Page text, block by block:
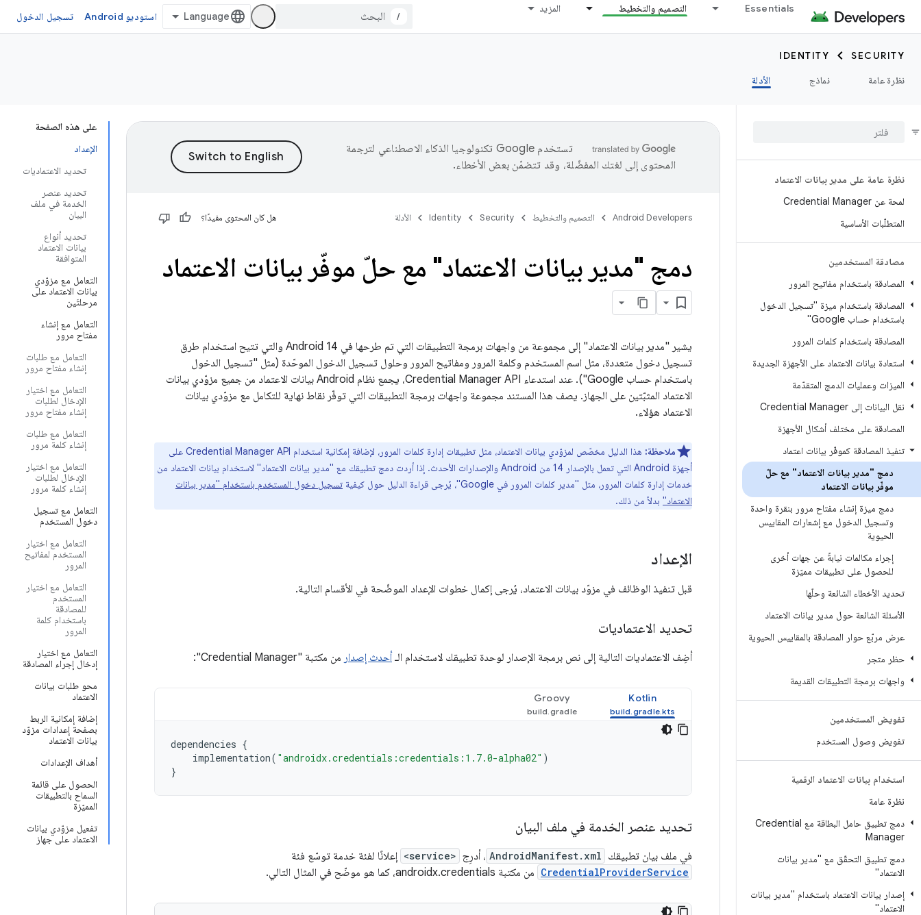
Essentials التصميم والتخطيط المزيد
/ استوديو Android تسجيل الدخول
SECURITY
IDENTITY
نظرة عامة
نماذج الأدلة
نظرة عامة على مدير بيانات الاعتماد
لمحة عن Credential Manager
المتطلّبات الأساسية
مصادقة المستخدمين
المصادقة باستخدام مفاتيح المرور
المصادقة باستخدام ميزة "تسجيل الدخول
باستخدام حساب Google"
المصادقة باستخدام كلمات المرور
استعادة بيانات الاعتماد على الأجهزة الجديدة
الميزات وعمليات الدمج المتقدّمة
نقل البيانات إلى Credential Manager
المصادقة على مختلف أشكال الأجهزة
تنفيذ المصادقة كموفّر بيانات اعتماد
دمج "مدير بيانات الاعتماد" مع حلّ
موفّر بيانات الاعتماد
دمج ميزة إنشاء مفتاح مرور بنقرة واحدة
وتسجيل الدخول مع إشعارات المقاييس
الحيوية
إجراء مكالمات نيابةً عن جهات أخرى
للحصول على تطبيقات مميّزة
تحديد الأخطاء الشائعة وحلّها
الأسئلة الشائعة حول مدير بيانات الاعتماد
عرض مربّع حوار المصادقة بالمقاييس الحيوية
حظر متجر
واجهات برمجة التطبيقات القديمة
تفويض المستخدمين
تفويض وصول المستخدم
استخدام بيانات الاعتماد الرقمية
نظرة عامة
دمج تطبيق حامل البطاقة مع Credential
Manager
دمج تطبيق التحقّق مع "مدير بيانات
الاعتماد"
إصدار بيانات الاعتماد باستخدام "مدير بيانات
الاعتماد"
على هذه الصفحة
الإعداد
تحديد الاعتماديات
تحديد عنصر
الخدمة في ملف
البيان
تحديد أنواع
بيانات الاعتماد
المتوافقة
التعامل مع مزوّدي
بيانات الاعتماد على
مرحلتَين
التعامل مع إنشاء
مفتاح مرور
التعامل مع طلبات
إنشاء مفتاح مرور
التعامل مع اختيار
الإدخال لطلبات
إنشاء مفتاح مرور
التعامل مع طلبات
إنشاء كلمة مرور
التعامل مع اختيار
الإدخال لطلبات
إنشاء كلمة مرور
التعامل مع تسجيل
دخول المستخدم
التعامل مع اختيار
المستخدم لمفاتيح
المرور
التعامل مع اختيار
المستخدم
للمصادقة
باستخدام كلمة
المرور
التعامل مع اختيار
إدخال إجراء المصادقة
محو طلبات بيانات
الاعتماد
إضافة إمكانية الربط
بصفحة إعدادات مزوّد
بيانات الاعتماد
أهداف الإعدادات
الحصول على قائمة
السماح بالتطبيقات
المميّزة
تفعيل مزوّدي بيانات
الاعتماد على جهاز
تستخدم Google تكنولوجيا الذكاء الاصطناعي لترجمة
المحتوى إلى لغتك المفضّلة، وقد تتضمّن بعض الأخطاء.
Android Developers التصميم والتخطيط Security
Identity الأدلة هل كان المحتوى مفيدًا؟
دمج "مدير بيانات الاعتماد" مع حلّ موفّر بيانات الاعتماد
يشير "مدير بيانات الاعتماد" إلى مجموعة من واجهات برمجة التطبيقات التي تم طرحها في Android 14 والتي تتيح استخدام طرق
تسجيل دخول متعددة، مثل اسم المستخدم وكلمة المرور ومفاتيح المرور وحلول تسجيل الدخول الموحّدة (مثل "تسجيل الدخول
باستخدام حساب Google"). عند استدعاء Credential Manager API، يجمع نظام Android بيانات الاعتماد من جميع مزوّدي بيانات
الاعتماد المثبّتين على الجهاز. يصف هذا المستند مجموعة واجهات برمجة التطبيقات التي توفّر نقاط نهاية للتكامل مع مزوّدي بيانات
الاعتماد هؤلاء.
ملاحظة:
هذا الدليل مخصّص لمزوّدي بيانات الاعتماد، مثل تطبيقات إدارة كلمات المرور، لإضافة إمكانية استخدام Credential Manager API على
أجهزة Android التي تعمل بالإصدار 14 من Android والإصدارات الأحدث. إذا أردت دمج تطبيقك مع "مدير بيانات الاعتماد" لاستخدام بيانات الاعتماد من
خدمات إدارة كلمات المرور، مثل "مدير كلمات المرور في Google"، يُرجى قراءة الدليل حول كيفية
تسجيل دخول المستخدم باستخدام "مدير بيانات
الاعتماد" بدلاً من ذلك.
الإعداد
قبل تنفيذ الوظائف في مزوّد بيانات الاعتماد، يُرجى إكمال خطوات الإعداد الموضّحة في الأقسام التالية.
تحديد الاعتماديات
أضِف الاعتماديات التالية إلى نص برمجة الإصدار لوحدة تطبيقك لاستخدام الـ أحدث إصدار من مكتبة "Credential Manager":
Kotlin
Groovy
dependencies {
implementation( "androidx.credentials:credentials:1.7.0-alpha02" )
}
تحديد عنصر الخدمة في ملف البيان
في ملف بيان تطبيقك AndroidManifest.xml ، أدرِج <service> إعلانًا لفئة خدمة توسّع فئة
CredentialProviderService من مكتبة androidx.credentials، كما هو موضّح في المثال التالي.